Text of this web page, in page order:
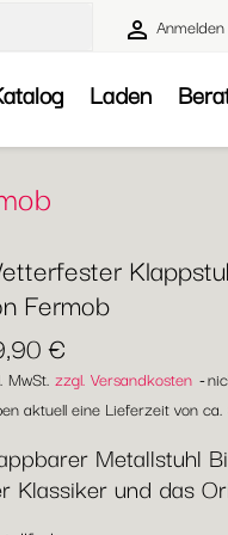
 Anmelden
Laden
Fermob
€
MwSt. zzgl. Versandkosten
aktuell eine Lieferzeit von
Metallstuhl
Klassiker und das